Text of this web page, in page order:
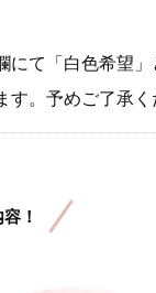
て「白色希望」
。予めご了承く
！